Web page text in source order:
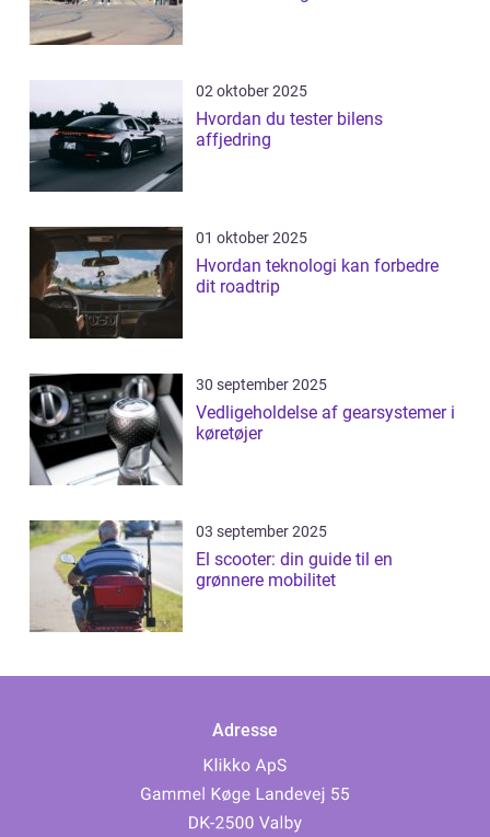
02 oktober 2025
Hvordan du tester bilens
affjedring
01 oktober 2025
Hvordan teknologi kan forbedre
dit roadtrip
30 september 2025
Vedligeholdelse af gearsystemer i
køretøjer
03 september 2025
El scooter: din guide til en
grønnere mobilitet
Adresse